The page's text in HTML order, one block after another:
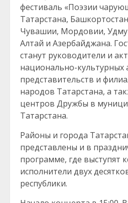
фестиваль «Поэзии
Татарстана,
Чувашии, Мордовии,
Алтай и Азербайджана.
станут руководители и
национально-культурных
представительств и
народов Татарстана, а
центров Дружбы в
Татарстана.
Районы и города
представлены и в
программе, где выступят
исполнители двух
республики.